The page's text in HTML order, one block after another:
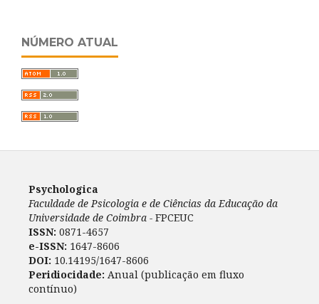
NÚMERO ATUAL
Psychologica
Faculdade de Psicologia e de Ciências da Educação da
Universidade de Coimbra - FPCEUC
ISSN: 0871-4657
e-ISSN: 1647-8606
DOI: 10.14195/1647-8606
Peridiocidade: Anual (publicação em fluxo
contínuo)